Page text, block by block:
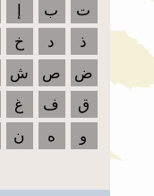
ب
ت
خ د
ذ
ش ص
ض
غ ف
ق
ن ه
و